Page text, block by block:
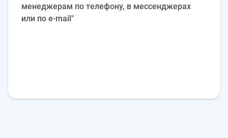
менеджерам по телефону, в мессенджерах
или по e‑mail"